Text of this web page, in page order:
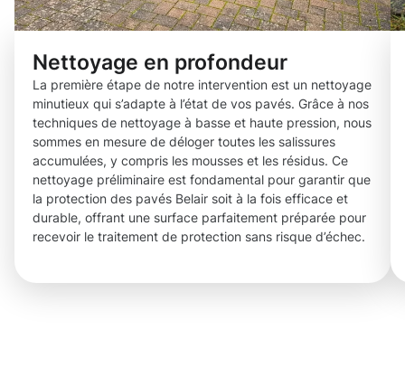
Nettoyage en profondeur
La première étape de notre intervention est un nettoyage
minutieux qui s’adapte à l’état de vos pavés. Grâce à nos
techniques de nettoyage à basse et haute pression, nous
sommes en mesure de déloger toutes les salissures
accumulées, y compris les mousses et les résidus. Ce
nettoyage préliminaire est fondamental pour garantir que
la protection des pavés Belair soit à la fois efficace et
durable, offrant une surface parfaitement préparée pour
recevoir le traitement de protection sans risque d’échec.